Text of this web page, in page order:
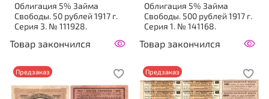
Облигация 5% Займа
Свободы. 50 рублей 1917 г.
Серия 3. № 111928.
Товар закончился
Облигация 5% Займа
Свободы. 500 рублей 1917 г.
Серия 1. № 141168.
Товар закончился
Предзаказ Предзаказ